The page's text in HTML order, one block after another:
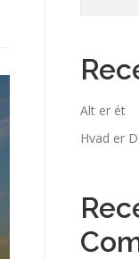
Alt er ét
Hvad er